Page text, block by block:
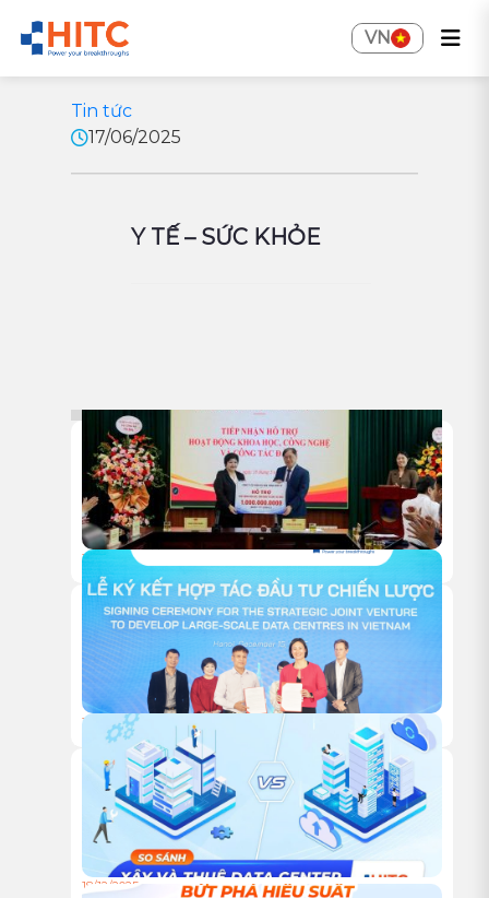
VN
Tin tức
17/06/2025
Y TẾ – SỨC KHỎE
18/05/2026
HITC TRAO TẶNG 1 TỶ ĐỒNG HỖ TRỢ HOẠT ĐỘNG NGHIÊN
CỨU KHOA HỌC CỦA VUSTA
18/12/2025
HỘI NGHỊ KHÁCH HÀNG HITC 2025 – VỮNG BƯỚC ĐỒNG
HÀNH, VƯƠN XA CÙNG HẠ TẦNG XANH
18/12/2025